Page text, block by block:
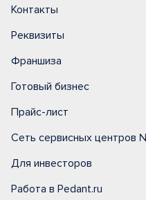
Контакты
Реквизиты
Франшиза
Готовый бизнес
Прайс-лист
Сеть сервисных центров
Для инвесторов
Работа в Pedant.ru